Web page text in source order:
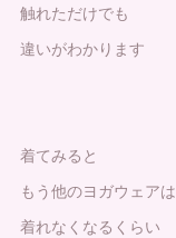
触れただけでも
違いがわかります
着てみると
もう他のヨガウェアは
着れなくなるくらい